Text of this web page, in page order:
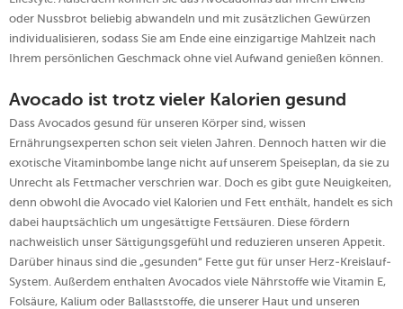
oder Nussbrot beliebig abwandeln und mit zusätzlichen Gewürzen
individualisieren, sodass Sie am Ende eine einzigartige Mahlzeit nach
Ihrem persönlichen Geschmack ohne viel Aufwand genießen können.
Avocado ist trotz vieler Kalorien gesund
Dass Avocados gesund für unseren Körper sind, wissen
Ernährungsexperten schon seit vielen Jahren. Dennoch hatten wir die
exotische Vitaminbombe lange nicht auf unserem Speiseplan, da sie zu
Unrecht als Fettmacher verschrien war. Doch es gibt gute Neuigkeiten,
denn obwohl die Avocado viel Kalorien und Fett enthält, handelt es sich
dabei hauptsächlich um ungesättigte Fettsäuren. Diese fördern
nachweislich unser Sättigungsgefühl und reduzieren unseren Appetit.
Darüber hinaus sind die „gesunden“ Fette gut für unser Herz-Kreislauf-
System. Außerdem enthalten Avocados viele Nährstoffe wie Vitamin E,
Folsäure, Kalium oder Ballaststoffe, die unserer Haut und unseren